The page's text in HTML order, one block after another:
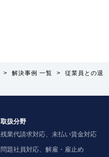
> 解決事例 一覧 >
従業員との退
取扱分野
残業代請求対応、未払い賃金対応
問題社員対応、解雇・雇止め